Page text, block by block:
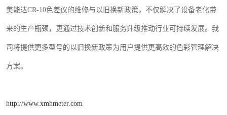
美能达CR-10色差仪的维修与以旧换新政策，不仅解决了设备老化带
来的生产瓶颈，更通过技术创新和服务升级推动行业可持续发展。 我
司将提供更多型号的以旧换新政策为用户提供更高效的色彩管理解决
方案。
http://www.xmhmeter.com